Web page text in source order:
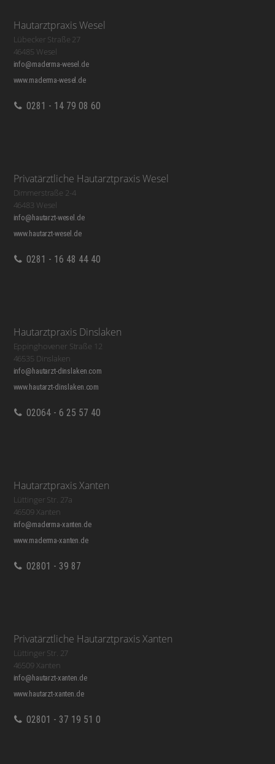
Hautarztpraxis Wesel
Lübecker Straße 27
46485 Wesel
info@maderma-wesel.de
www.maderma-wesel.de
0281 - 14 79 08 60
Privatärztliche Hautarztpraxis Wesel
Dimmerstraße 2-4
46483 Wesel
info@hautarzt-wesel.de
www.hautarzt-wesel.de
0281 - 16 48 44 40
Hautarztpraxis Dinslaken
Eppinghovener Straße 12
46535 Dinslaken
info@hautarzt-dinslaken.com
www.hautarzt-dinslaken.com
02064 - 6 25 57 40
Hautarztpraxis Xanten
Lüttinger Str. 27a
46509 Xanten
info@maderma-xanten.de
www.maderma-xanten.de
02801 - 39 87
Privatärztliche Hautarztpraxis Xanten
Lüttinger Str. 27
46509 Xanten
info@hautarzt-xanten.de
www.hautarzt-xanten.de
02801 - 37 19 51 0